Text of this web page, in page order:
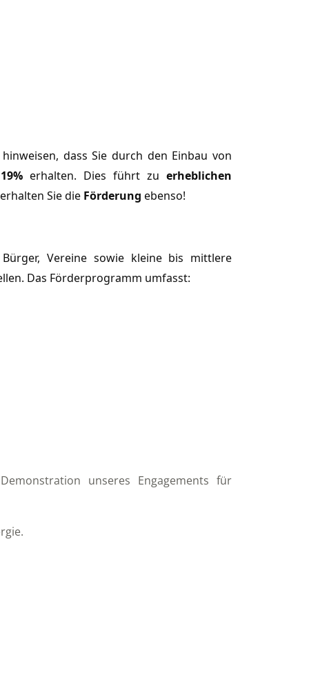
dass Sie durch den Einbau von
19%erhalten. Dies führt zu erheblichen
Sie die Förderung ebenso!
Vereine sowie kleine bis mittlere
Das Förderprogramm umfasst:
unseres Engagements für